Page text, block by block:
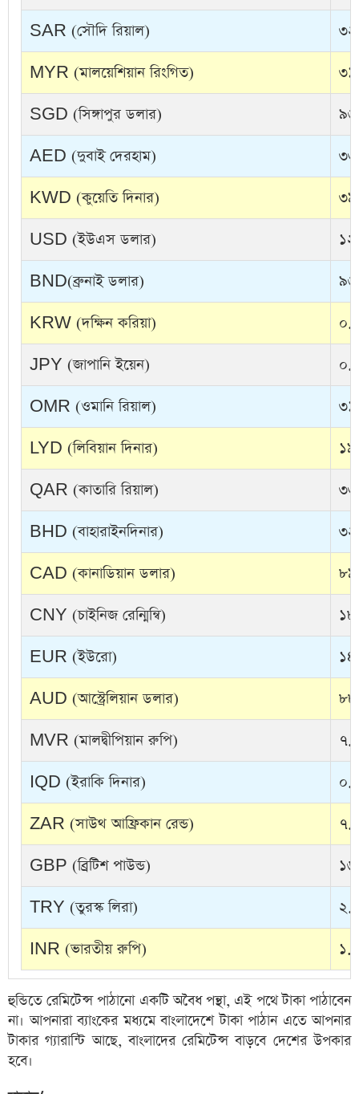
SAR (সৌদি রিয়াল)
MYR (মালয়েশিয়ান রিংগিত)
SGD (সিঙ্গাপুর ডলার)
AED (দুবাই দেরহাম)
KWD (কুয়েতি দিনার)
USD (ইউএস ডলার)
BND(ব্রুনাই ডলার)
KRW (দক্ষিন করিয়া)
JPY (জাপানি ইয়েন)
OMR (ওমানি রিয়াল)
LYD (লিবিয়ান দিনার)
QAR (কাতারি রিয়াল)
BHD (বাহারাইনদিনার)
CAD (কানাডিয়ান ডলার)
CNY (চাইনিজ রেন্মিন্বি)
EUR (ইউরো)
AUD (আস্ট্রেলিয়ান ডলার)
MVR (মালদ্বীপিয়ান রুপি)
IQD (ইরাকি দিনার)
ZAR (সাউথ আফ্রিকান রেন্ড)
GBP (ব্রিটিশ পাউন্ড)
TRY (তুরস্ক লিরা)
INR (ভারতীয় রুপি)
হুন্ডিতে রেমিটেন্স পাঠানো একটি অবৈধ পন্থা, এই পথে টাকা পাঠাবেন
না। আপনারা ব্যাংকের মধ্যমে বাংলাদেশে টাকা পাঠান এতে আপনার
টাকার গ্যারান্টি আছে, বাংলাদের রেমিটেন্স বাড়বে দেশের উপকার
হবে।